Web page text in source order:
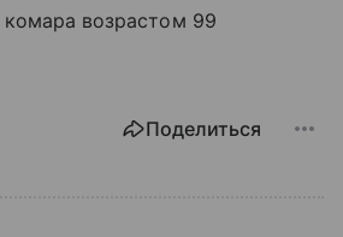
комара возрастом 99
Поделиться